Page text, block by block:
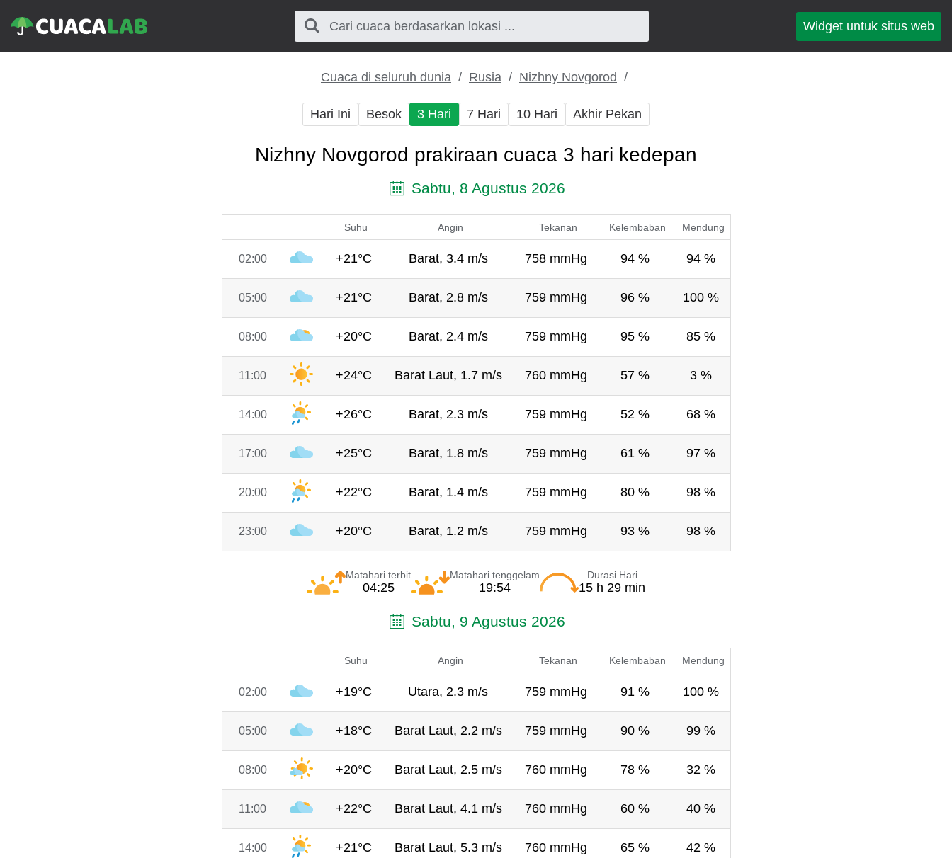
Widget untuk situs web
Cuaca di seluruh dunia Rusia Nizhny Novgorod
Hari Ini Besok 3 Hari 7 Hari 10 Hari Akhir Pekan
Nizhny Novgorod prakiraan cuaca 3 hari kedepan
Sabtu, 8 Agustus 2026
Suhu Angin Tekanan Kelembaban Mendung
02:00 +21°C Barat, 3.4 m/s 758 mmHg 94 % 94 %
05:00 +21°C Barat, 2.8 m/s 759 mmHg 96 % 100 %
08:00 +20°C Barat, 2.4 m/s 759 mmHg 95 % 85 %
11:00 +24°C Barat Laut, 1.7 m/s 760 mmHg 57 % 3 %
14:00 +26°C Barat, 2.3 m/s 759 mmHg 52 % 68 %
17:00 +25°C Barat, 1.8 m/s 759 mmHg 61 % 97 %
20:00 +22°C Barat, 1.4 m/s 759 mmHg 80 % 98 %
23:00 +20°C Barat, 1.2 m/s 759 mmHg 93 % 98 %
Matahari terbit
04:25
Matahari tenggelam
19:54
Durasi Hari
15 h 29 min
Sabtu, 9 Agustus 2026
Suhu Angin Tekanan Kelembaban Mendung
02:00 +19°C Utara, 2.3 m/s 759 mmHg 91 % 100 %
05:00 +18°C Barat Laut, 2.2 m/s 759 mmHg 90 % 99 %
08:00 +20°C Barat Laut, 2.5 m/s 760 mmHg 78 % 32 %
11:00 +22°C Barat Laut, 4.1 m/s 760 mmHg 60 % 40 %
14:00 +21°C Barat Laut, 5.3 m/s 760 mmHg 65 % 42 %